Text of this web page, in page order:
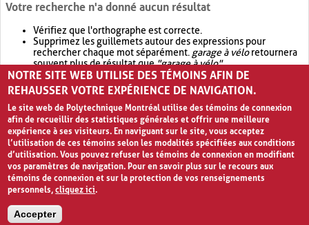
Votre recherche n'a donné aucun résultat
Vérifiez que l'orthographe est correcte.
Supprimez les guillemets autour des expressions pour
rechercher chaque mot séparément. garage à véloretournera
souvent plus de résultat que"garage à vélo".
Envisagez d'élargir votre recherche avec OR.garage OR vélo
retournera souvent plus de résultat quegarage à vélo
NOTRE SITE WEB UTILISE DES TÉMOINS AFIN DE
REHAUSSER VOTRE EXPÉRIENCE DE NAVIGATION.
Le site web de Polytechnique Montréal utilise des témoins de connexion
afin de recueillir des statistiques générales et offrir une meilleure
expérience à ses visiteurs. En naviguant sur le site, vous acceptez
l’utilisation de ces témoins selon les modalités spécifiées aux conditions
d’utilisation. Vous pouvez refuser les témoins de connexion en modifiant
vos paramètres de navigation. Pour en savoir plus sur le recours aux
témoins de connexion et sur la protection de vos renseignements
personnels,cliquez ici.
Accepter